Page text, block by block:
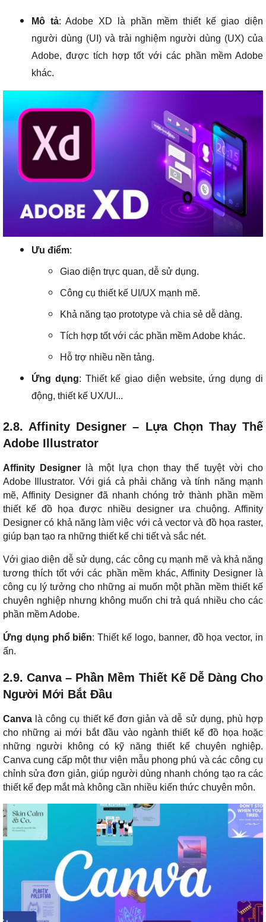
Mô tả: Adobe XD là phần mềm thiết kế giao diện
người dùng (UI) và trải nghiệm người dùng (UX) của
Adobe, được tích hợp tốt với các phần mềm Adobe
khác.
Ưu điểm:
Giao diện trực quan, dễ sử dụng.
Công cụ thiết kế UI/UX mạnh mẽ.
Khả năng tạo prototype và chia sẻ dễ dàng.
Tích hợp tốt với các phần mềm Adobe khác.
Hỗ trợ nhiều nền tảng.
Ứng dụng: Thiết kế giao diện website, ứng dụng di
động, thiết kế UX/UI...
2.8. Affinity Designer – Lựa Chọn Thay Thế
Adobe Illustrator
Affinity Designer là một lựa chọn thay thế tuyệt vời cho
Adobe Illustrator. Với giá cả phải chăng và tính năng mạnh
mẽ, Affinity Designer đã nhanh chóng trở thành phần mềm
thiết kế đồ họa được nhiều designer ưa chuộng. Affinity
Designer có khả năng làm việc với cả vector và đồ họa raster,
giúp bạn tạo ra những thiết kế chi tiết và sắc nét.
Với giao diện dễ sử dụng, các công cụ mạnh mẽ và khả năng
tương thích tốt với các phần mềm khác, Affinity Designer là
công cụ lý tưởng cho những ai muốn một phần mềm thiết kế
chuyên nghiệp nhưng không muốn chi trả quá nhiều cho các
phần mềm Adobe.
Ứng dụng phổ biến: Thiết kế logo, banner, đồ họa vector, in
ấn.
2.9. Canva – Phần Mềm Thiết Kế Dễ Dàng Cho
Người Mới Bắt Đầu
Canva là công cụ thiết kế đơn giản và dễ sử dụng, phù hợp
cho những ai mới bắt đầu vào ngành thiết kế đồ họa hoặc
những người không có kỹ năng thiết kế chuyên nghiệp.
Canva cung cấp một thư viện mẫu phong phú và các công cụ
chỉnh sửa đơn giản, giúp người dùng nhanh chóng tạo ra các
thiết kế đẹp mắt mà không cần nhiều kiến thức chuyên môn.